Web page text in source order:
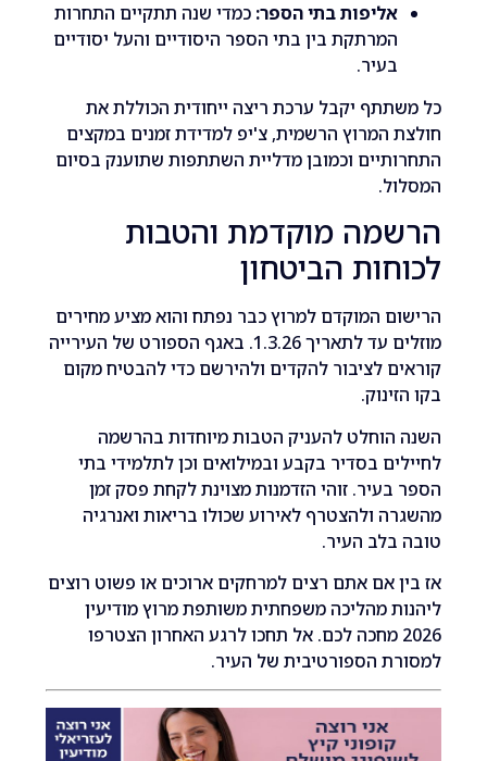
אליפות בתי הספר:כמדי שנה תתקיים התחרות
המרתקת בין בתי הספר היסודיים והעל יסודיים
יקבל ערכת ריצה ייחודית הכוללת את
המרוץ הרשמית, צ'יפ למדידת זמנים במקצים
וכמובן מדליית השתתפות שתוענק בסיום
מוקדמת והטבות
הביטחון
המוקדם למרוץ כבר נפתח והוא מציע מחירים
מוזלים עד לתאריך 1.3.26. באגף הספורט של העירייה
לציבור להקדים ולהירשם כדי להבטיח מקום
להעניק הטבות מיוחדות בהרשמה
בסדיר בקבע ובמילואים וכן לתלמידי בתי
זוהי הזדמנות מצוינת לקחת פסק זמן
ולהצטרף לאירוע שכולו בריאות ואנרגיה
העיר.
אם אתם רצים למרחקים ארוכים או פשוט רוצים
מהליכה משפחתית משותפת מרוץ מודיעין
מחכה לכם. אל תחכו לרגע האחרון הצטרפו
הספורטיבית של העיר.